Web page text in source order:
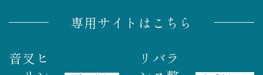
専用サイトはこちら
音叉ヒ
リバラ